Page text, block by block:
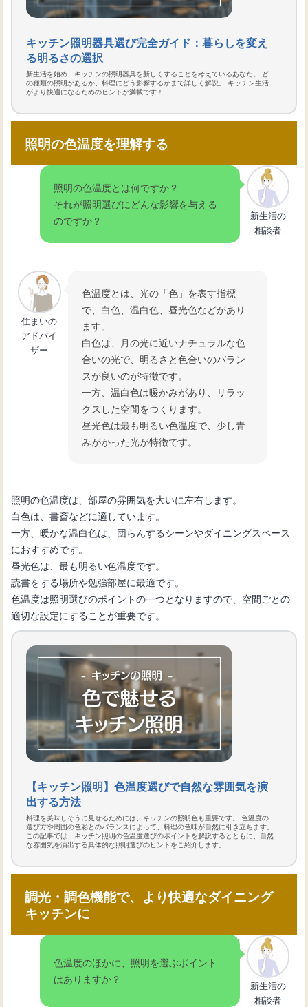
キッチン照明器具選び完全ガイド：暮らしを変え
る明るさの選択
新生活を始め、キッチンの照明器具を新しくすることを考えているあなた。 ど
の種類の照明があるか、料理にどう影響するかまで詳しく解説。 キッチン生活
がより快適になるためのヒントが満載です！
照明の色温度を理解する
照明の色温度とは何ですか？
それが照明選びにどんな影響を与える
のですか？
新生活の
相談者
住まいの
アドバイ
ザー
色温度とは、光の「色」を表す指標
で、白色、温白色、昼光色などがあり
ます。
白色は、月の光に近いナチュラルな色
合いの光で、明るさと色合いのバラン
スが良いのが特徴です。
一方、温白色は暖かみがあり、リラッ
クスした空間をつくります。
昼光色は最も明るい色温度で、少し青
みがかった光が特徴です。
照明の色温度は、部屋の雰囲気を大いに左右します。
白色は、書斎などに適しています。
一方、暖かな温白色は、団らんするシーンやダイニングスペース
におすすめです。
昼光色は、最も明るい色温度です。
読書をする場所や勉強部屋に最適です。
色温度は照明選びのポイントの一つとなりますので、空間ごとの
適切な設定にすることが重要です。
【キッチン照明】色温度選びで自然な雰囲気を演
出する方法
料理を美味しそうに見せるためには、キッチンの照明色も重要です。 色温度の
選び方や周囲の色彩とのバランスによって、料理の色味が自然に引き立ちます。
この記事では、キッチン照明の色温度選びのポイントを解説するとともに、自然
な雰囲気を演出する具体的な照明選びのヒントをご紹介します。
調光・調色機能で、より快適なダイニング
キッチンに
色温度のほかに、照明を選ぶポイント
はありますか？
新生活の
相談者